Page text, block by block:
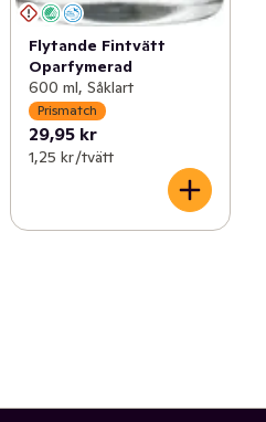
Flytande Fintvätt
Oparfymerad
600 ml, Såklart
Prismatch
29,95 kr
1,25 kr /tvätt